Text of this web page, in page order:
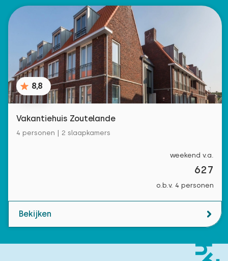
8,8
Vakantiehuis Zoutelande
4 personen | 2 slaapkamers
weekend v.a.
627
o.b.v. 4 personen
Bekijken